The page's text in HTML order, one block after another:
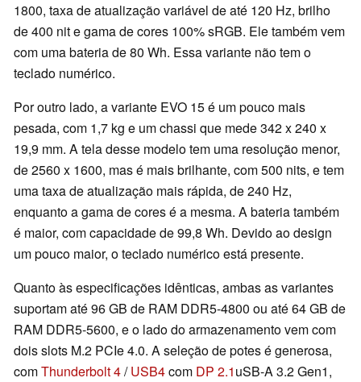
1800, taxa de atualização variável de até 120 Hz, brilho
de 400 nit e gama de cores 100% sRGB. Ele também vem
com uma bateria de 80 Wh. Essa variante não tem o
teclado numérico.
Por outro lado, a variante EVO 15 é um pouco mais
pesada, com 1,7 kg e um chassi que mede 342 x 240 x
19,9 mm. A tela desse modelo tem uma resolução menor,
de 2560 x 1600, mas é mais brilhante, com 500 nits, e tem
uma taxa de atualização mais rápida, de 240 Hz,
enquanto a gama de cores é a mesma. A bateria também
é maior, com capacidade de 99,8 Wh. Devido ao design
um pouco maior, o teclado numérico está presente.
Quanto às especificações idênticas, ambas as variantes
suportam até 96 GB de RAM DDR5-4800 ou até 64 GB de
RAM DDR5-5600, e o lado do armazenamento vem com
dois slots M.2 PCIe 4.0. A seleção de potes é generosa,
comThunderbolt 4/USB4com DP 2.1uSB-A 3.2 Gen1,